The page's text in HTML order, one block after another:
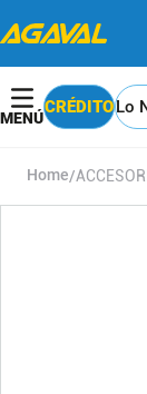
CRÉDITOLo